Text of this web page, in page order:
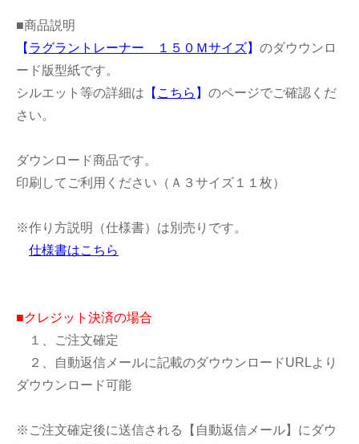
■商品説明
【 ラグラントレーナー １５０Ｍサイズ】 のダウウンロ
ード版型紙です。
シルエット等の詳細は 【 こちら 】 のページでご確認くだ
さい。
ダウンロード商品です。
印刷してご利用ください（Ａ３サイズ１１枚）
※作り方説明（仕様書）は別売りです。
仕様書はこちら
■クレジット決済の場合
１、ご注文確定
２、自動返信メールに記載のダウウンロードURLより
ダウウンロード可能
※ご注文確定後に送信される【自動返信メール】にダウ